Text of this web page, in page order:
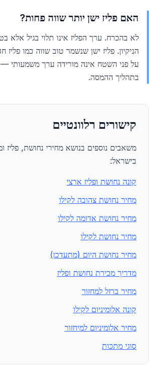
האם פליז ישן יותר שווה פחות?
לא בהכרח. ערך הפליז אינו תלוי בגיל אלא
הניקיון. פליז ישן שנשמר טוב שווה כמו פליז
על פני השטח אינה מורידה ערך משמעותי
בתהליך ההמסה.
קישורים רלוונטיים
משאבים נוספים בנושא מחירי נחושת, פליז
בישראל:
קונה נחושת ופליז ארצי
מחיר נחושת צהובה לקילו
מחיר נחושת אדומה לקילו
מחיר נחושת לקילו
מחיר נחושת היום (מתעדכן)
מדריך מכירת נחושת ופליז
מחיר ברזל למחזור
קונה אלומיניום לקילו
מחיר אלומיניום למיחזור
סוגי מתכות